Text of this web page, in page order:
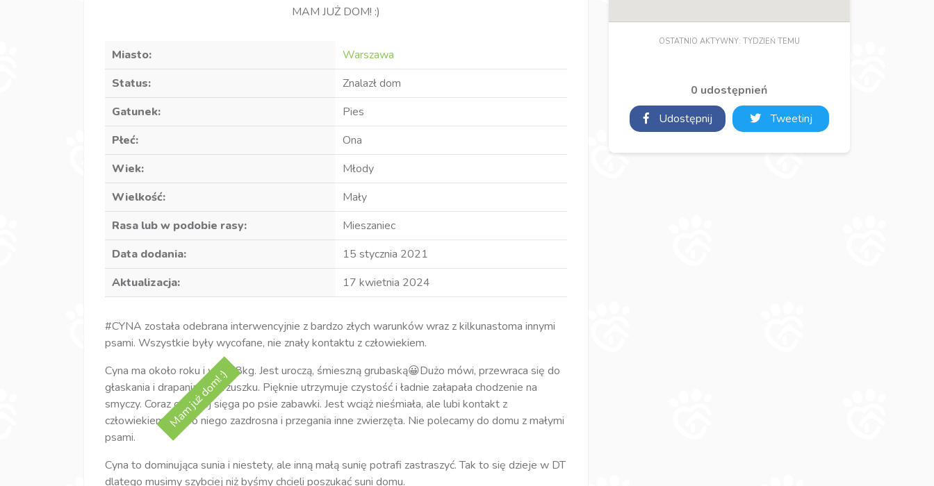
MAM JUŻ DOM! :)
Miasto:
Warszawa
Status:
Znalazł dom
Gatunek:
Pies
Płeć:
Ona
Wiek:
Młody
Wielkość:
Mały
Rasa lub w podobie rasy:
Mieszaniec
Data dodania:
15 stycznia 2021
Aktualizacja:
17 kwietnia 2024
Mam już dom! :)
#CYNA została odebrana interwencyjnie z bardzo złych warunków wraz z kilkunastoma innymi
psami. Wszystkie były wycofane, nie znały kontaktu z człowiekiem.
Cyna ma około roku i waży 8kg. Jest uroczą, śmieszną grubaską😀Dużo mówi, przewraca się do
głaskania i drapania po brzuszku. Pięknie utrzymuje czystość i ładnie załapała chodzenie na
smyczy. Coraz częściej sięga po psie zabawki. Jest wciąż nieśmiała, ale lubi kontakt z
człowiekiem. Jest o niego zazdrosna i przegania inne zwierzęta. Nie polecamy do domu z małymi
psami.
Cyna to dominująca sunia i niestety, ale inną małą sunię potrafi zastraszyć. Tak to się dzieje w DT
dlatego musimy szybciej niż byśmy chcieli poszukać suni domu.
OSTATNIO AKTYWNY: TYDZIEŃ TEMU
0 udostępnień
Udostępnij
Tweetinj